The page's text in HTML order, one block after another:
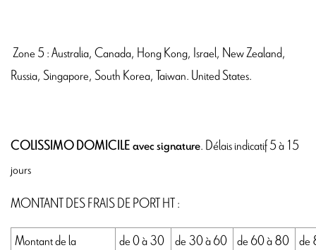
Zone 5 : Australia, Canada, Hong Kong, Israel, New Zealand,
Russia, Singapore, South Korea, Taiwan. United States.
COLISSIMO DOMICILE avec signature.Délais indicatif 5 à 15
jours
MONTANT DES FRAIS DE PORT HT :
Montant de la
de 0 à 30 de 30 à 60 de 60 à 80 de